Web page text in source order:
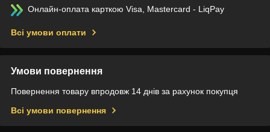
Онлайн-оплата карткою Visa, Mastercard - LiqPay
Всі умови оплати
Умови повернення
Повернення товару впродовж 14 днів за рахунок покупця
Всі умови повернення